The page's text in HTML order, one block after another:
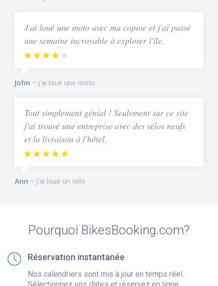
J'ai loué une moto avec ma copine et j'ai passé
une semaine incroyable à explorer l'île.
John j'ai loué une moto
Tout simplement génial ! Seulement sur ce site
j'ai trouvé une entreprise avec des vélos neufs
et la livraison à l'hôtel.
Ann j'ai loué un vélo
Pourquoi BikesBooking.com?
Réservation instantanée
Nos calendriers sont mis à jour en temps réel.